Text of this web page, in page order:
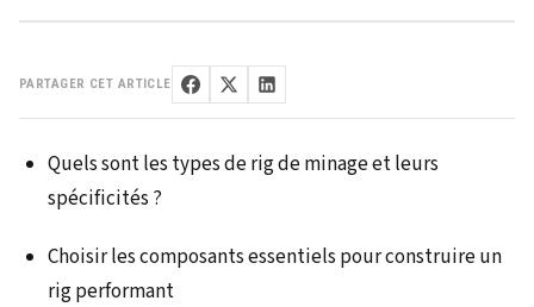
PARTAGER CET ARTICLE
Quels sont les types de rig de minage et leurs
spécificités ?
Choisir les composants essentiels pour construire un
rig performant